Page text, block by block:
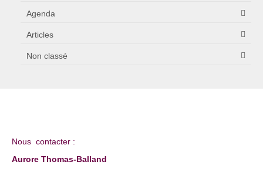
Agenda
Articles
Non classé
Nous contacter :
Aurore Thomas-Balland